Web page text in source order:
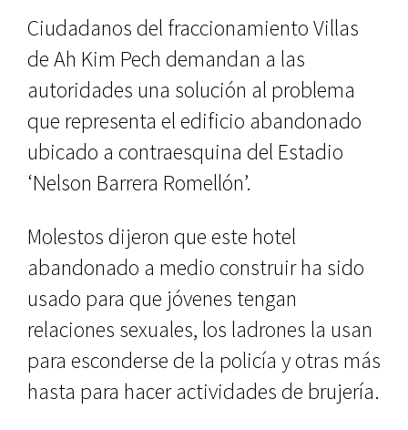
Ciudadanos del fraccionamiento Villas
de Ah Kim Pech demandan a las
autoridades una solución al problema
que representa el edificio abandonado
ubicado a contraesquina del Estadio
‘Nelson Barrera Romellón’.
Molestos dijeron que este hotel
abandonado a medio construir ha sido
usado para que jóvenes tengan
relaciones sexuales, los ladrones la usan
para esconderse de la policía y otras más
hasta para hacer actividades de brujería.